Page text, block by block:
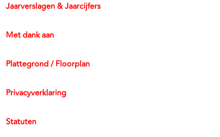
Jaarverslagen & Jaarcijfers
Met dank aan
Plattegrond / Floorplan
Privacyverklaring
Statuten